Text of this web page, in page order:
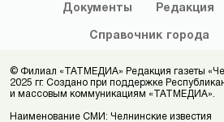
Документы Редакция
Справочник города
© Филиал «ТАТМЕДИА» Редакция газеты
2025 гг. Создано при поддержке
и массовым коммуникациям «ТАТМЕДИА».
Наименование СМИ: Челнинские известия